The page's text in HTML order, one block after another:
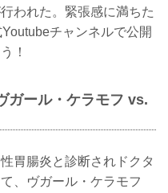
われた。緊張感に満ちた
チャンネルで公開
！
ガール・ケラモフ vs.
胃腸炎と診断されドクタ
、ヴガール・ケラモフ